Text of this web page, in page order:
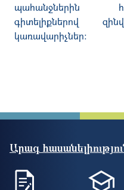
պահանջներին
գիտելիքներով
կառավարիչներ։
Արագ